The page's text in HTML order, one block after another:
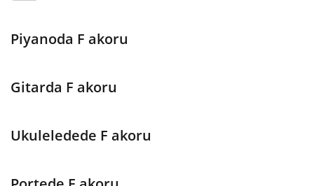
Italiano
Piyanoda F akoru
Gitarda F akoru
Ukuleledede F akoru